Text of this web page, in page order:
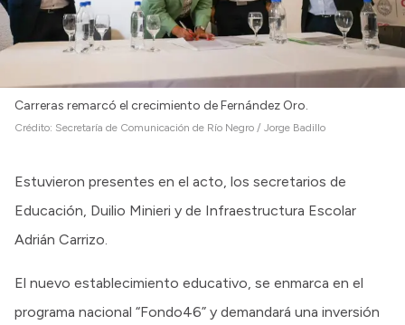
Carreras remarcó el crecimiento de Fernández Oro.
Crédito: Secretaría de Comunicación de Río Negro / Jorge Badillo
Estuvieron presentes en el acto, los secretarios de
Educación, Duilio Minieri y de Infraestructura Escolar
Adrián Carrizo.
El nuevo establecimiento educativo, se enmarca en el
programa nacional “Fondo46” y demandará una inversión